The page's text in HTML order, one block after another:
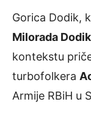
Gorica Dodik,
Milorada
kontekstu
turbofolkera
Armije RBiH u